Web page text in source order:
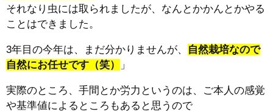
それなり虫には取られましたが、なんとかかんとかやる
ことはできました。
3年目の今年は、まだ分かりませんが、
自然栽培なので
自然にお任せです（笑）
」
実際のところ、手間とか労力というのは、ご本人の感覚
や基準値によるところもあると思うので